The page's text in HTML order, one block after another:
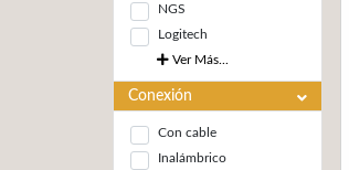
NGS
Logitech
Ver Más...
Conexión
Con cable
Inalámbrico